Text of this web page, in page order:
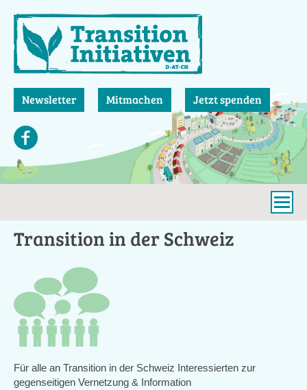
zum
Inhalt
Newsletter Mitmachen Jetzt spenden
Transition in der Schweiz
Für alle an Transition in der Schweiz Interessierten zur
gegenseitigen Vernetzung & Information